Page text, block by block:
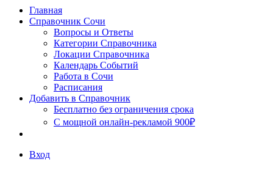
Сочи
Главная
Справочник Сочи
Вопросы и Ответы
Категории Справочника
Локации Справочника
Календарь Событий
Работа в Сочи
Расписания
Добавить в Справочник
Бесплатно без ограничения срока
С мощной онлайн-рекламой 900₽
Вход